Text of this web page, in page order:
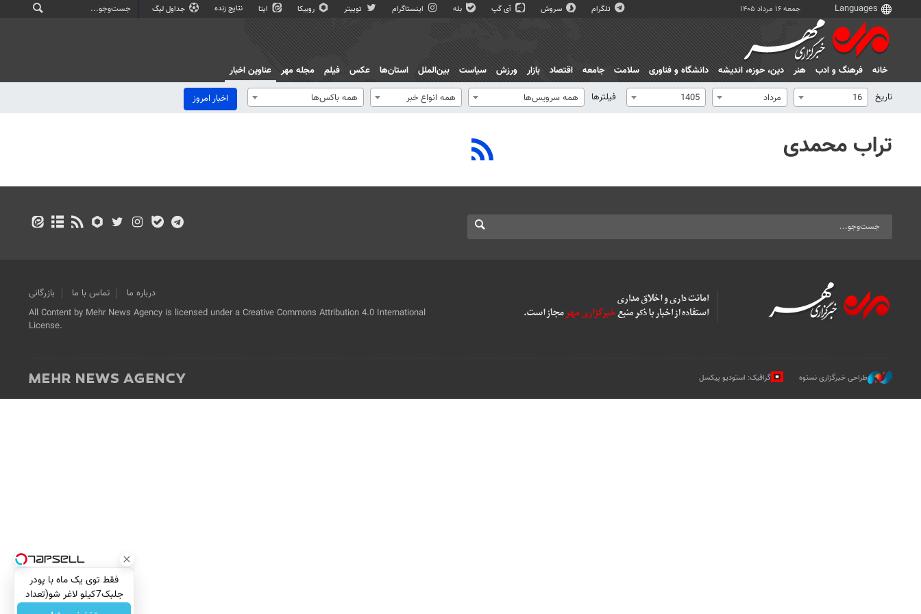
جمعه ۱۶ مرداد ۱۴۰۵ تلگرام سروش آی گپ بله اینستاگرام توییتر روبیکا ایتا نتایج زنده جداول لیگ
خانه فرهنگ و ادب هنر دين، حوزه، انديشه دانشگاه و فناوری سلامت جامعه اقتصاد بازار ورزش سیاست بین‌الملل استان‌ها عکس فیلم مجله مهر
عناوین اخبار
تاریخ
16 مرداد 1405 فیلترها همه سرویس‌ها همه انواع خبر همه باکس‌ها اخبار امروز
تراب محمدی
درباره ما تماس با ما
بازرگانی
All Content by Mehr News Agency is licensed under a Creative Commons Attribution 4.0 International
License.
طراحی خبرگزاری نستوه گرافیک: استودیو پیکسل
فقط توی یک ماه با پودر
جلبک7کیلو لاغر شو(تعداد
محدود)